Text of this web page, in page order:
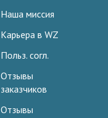
Наша миссия
Карьера в WZ
Польз. согл.
Отзывы
заказчиков
Отзывы